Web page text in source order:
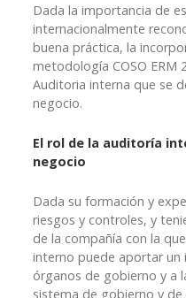
Dada la importancia de
internacionalmente
buena práctica, la
metodología COSO ERM
Auditoria interna que se
negocio.
El rol de la auditoría
negocio
Dada su formación y
riesgos y controles, y
de la compañía con la
interno puede aportar
órganos de gobierno y a
sistema de gobierno y